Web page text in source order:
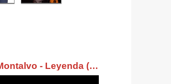
Paco Montalvo - Leyenda (Official Music Video)